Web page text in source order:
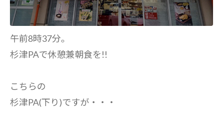
午前8時37分。
杉津PAで休憩兼朝食を!!
こちらの
杉津PA(下り)ですが・・・